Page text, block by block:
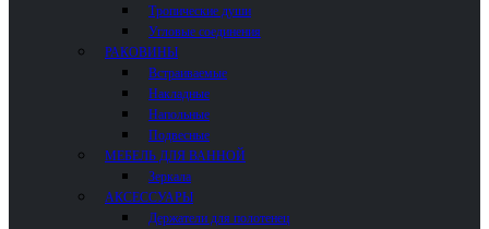
Тропические души
Угловые соединения
РАКОВИНЫ
Встраиваемые
Накладные
Напольные
Подвесные
МЕБЕЛЬ ДЛЯ ВАННОЙ
Зеркала
АКСЕССУАРЫ
Держатели для полотенец